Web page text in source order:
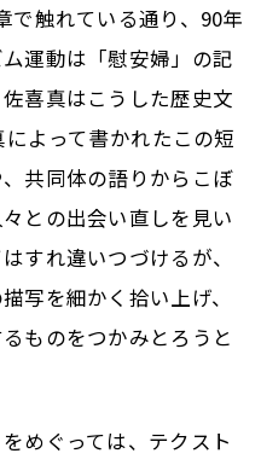
で触れている通り、90年
運動は「慰安婦」の記
喜真はこうした歴史文
よって書かれたこの短
共同体の語りからこぼ
との出会い直しを見い
すれ違いつづけるが、
写を細かく拾い上げ、
ものをつかみとろうと
めぐっては、テクスト